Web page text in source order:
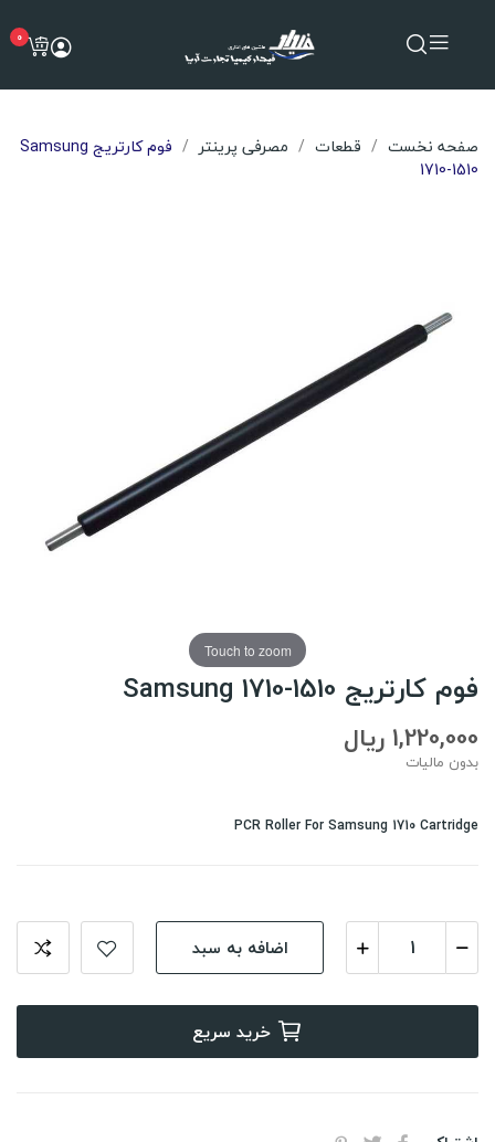
0
صفحه نخست قطعات مصرفی پرینتر
فوم کارتریج Samsung
1710-1510
Touch to zoom
فوم کارتریج Samsung 1710-1510
1,220,000 ریال
بدون مالیات
PCR Roller For Samsung 1710 Cartridge
اضافه به سبد
خرید سریع